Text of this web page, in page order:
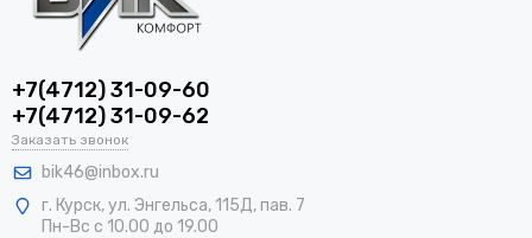
+7(4712) 31-09-60
+7(4712) 31-09-62
Заказать звонок
bik46@inbox.ru
г. Курск, ул. Энгельса, 115Д, пав. 7
Пн-Вс с 10.00 до 19.00